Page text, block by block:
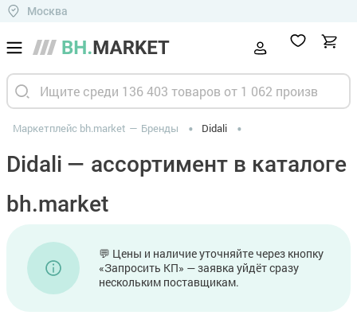
Москва
Маркетплейс bh.market Бренды Didali
Didali — ассортимент в каталоге
bh.market
💬 Цены и наличие уточняйте через кнопку
«Запросить КП» — заявка уйдёт сразу
нескольким поставщикам.